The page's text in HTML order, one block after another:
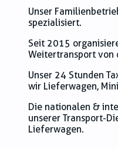
Unser
spezialisiert.
Seit 2015
Weitertransport von
Unser 24 Stunden
wir Lieferwagen,
Die nationalen &
unserer Transport-
Lieferwagen.